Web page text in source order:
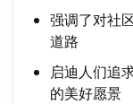
强调了对社
道路
启迪人们追
的美好愿景